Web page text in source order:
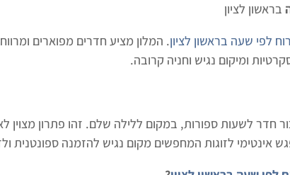
בראשון לציון
לפי שעה בראשון לציון. המלון מציע חדרים מפוארים
ומיקום נגיש וחניה קרובה.
חדר לשעות ספורות, במקום ללילה שלם. זהו פתרון מצוין
לזוגות המחפשים מקום נגיש להזמנה ספונטנית